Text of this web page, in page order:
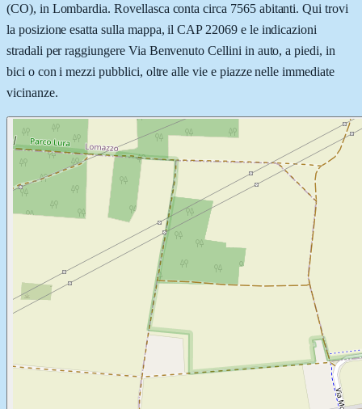
(CO), in Lombardia. Rovellasca conta circa 7565 abitanti. Qui trovi
la posizione esatta sulla mappa, il CAP 22069 e le indicazioni
stradali per raggiungere Via Benvenuto Cellini in auto, a piedi, in
bici o con i mezzi pubblici, oltre alle vie e piazze nelle immediate
vicinanze.